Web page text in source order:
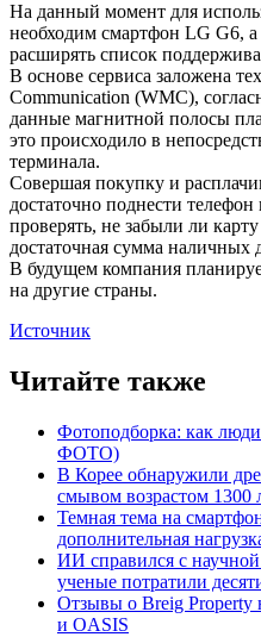
На данный момент для
необходим смартфон LG G6,
расширять список
В основе сервиса заложена
Communication (WMC),
данные магнитной полосы
это происходило в
терминала.
Совершая покупку и
достаточно поднести
проверять, не забыли ли
достаточная сумма наличных
В будущем компания
на другие страны.
Источник
Читайте также
Фотоподборка: как
ФОТО)
В Корее обнаружили
смывом возрастом 1300
Темная тема на
дополнительная
ИИ справился с научной
ученые потратили
Отзывы о Breig Property
и OASIS